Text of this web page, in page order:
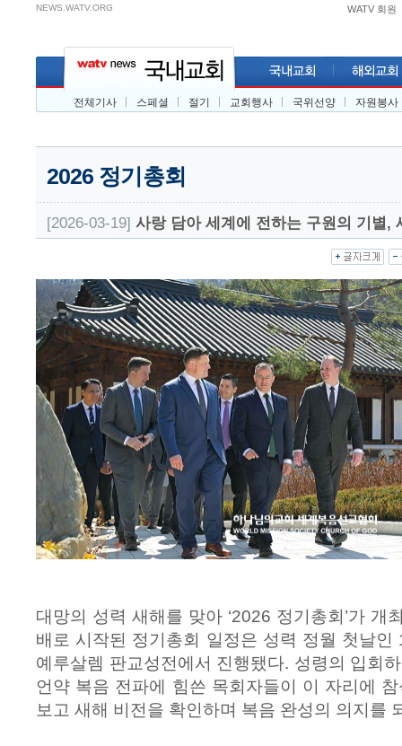
NEWS.WATV.ORG WATV 회원
전체기사 스페셜 절기 교회행사 국위선양 자원봉사
2026 정기총회
[2026-03-19] 사랑 담아 세계에 전하는 구원의 기별,
대망의 성력 새해를 맞아 ‘2026 정기총회’가 개
배로 시작된 정기총회 일정은 성력 정월 첫날
예루살렘 판교성전에서 진행됐다. 성령의 입회
언약 복음 전파에 힘쓴 목회자들이 이 자리에
보고 새해 비전을 확인하며 복음 완성의 의지를